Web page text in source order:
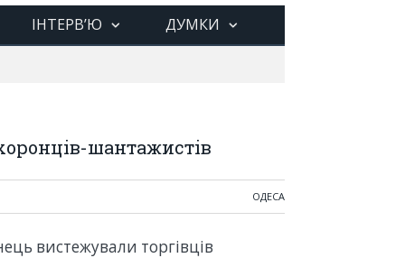
ІНТЕРВ’Ю ДУМКИ
шантажистів
ОДЕСА
вистежували торгівців